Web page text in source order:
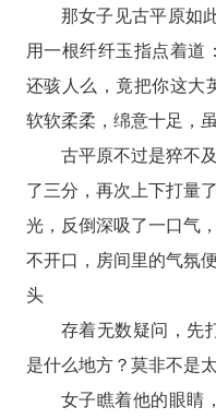
那女子见古平原如
用一根纤纤玉指点着道
还骇人么，竟把你这大
软软柔柔，绵意十足，
古平原不过是猝不
了三分，再次上下打量
光，反倒深吸了一口气
不开口，房间里的气氛
头
存着无数疑问，先
是什么地方？莫非不是
女子瞧着他的眼睛